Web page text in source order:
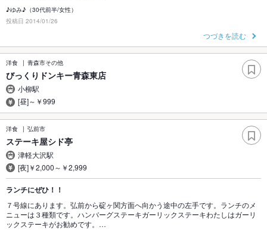
♪ゆみ♪（30代前半/女性）
投稿日 2014/01/26
つづきを読む
洋食 青森市その他
びっくりドンキー青森東店
小柳駅
[昼]～￥999
洋食 弘前市
ステーキ屋シド亭
津軽大沢駅
[夜]￥2,000～￥2,999
ランチにぜひ！！
７号線にあります。弘前から碇ヶ関方面へ向かう途中の左手です。ランチのメ
ニューは３種類です。ハンバーグステーキガーリックステーキわたしはガーリ
ックステーキがお勧めです。…